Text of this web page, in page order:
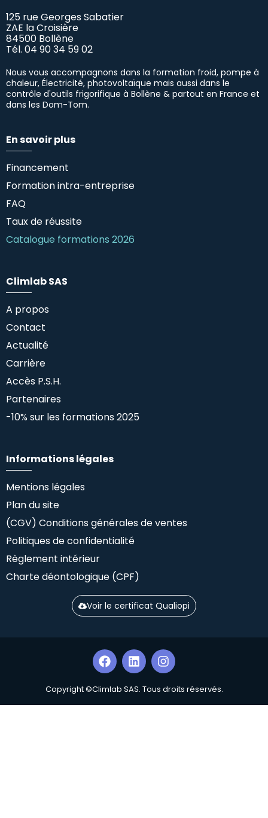
125 rue Georges Sabatier
ZAE la Croisière
84500 Bollène
Tél. 04 90 34 59 02
Nous vous accompagnons dans la formation froid, pompe à
chaleur, Électricité, photovoltaïque mais aussi dans le
contrôle d'outils frigorifique à Bollène & partout en France et
dans les Dom-Tom.
En savoir plus
Financement
Formation intra-entreprise
FAQ
Taux de réussite
Catalogue formations 2026
Climlab SAS
A propos
Contact
Actualité
Carrière
Accès P.S.H.
Partenaires
-10% sur les formations 2025
Informations légales
Mentions légales
Plan du site
(CGV) Conditions générales de ventes
Politiques de confidentialité
Règlement intérieur
Charte déontologique (CPF)
Voir le certificat Qualiopi
Copyright ©Climlab SAS. Tous droits réservés.